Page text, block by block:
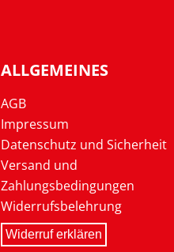
ALLGEMEINES
AGB
Impressum
Datenschutz und Sicherheit
Versand und
Zahlungsbedingungen
Widerrufsbelehrung
Widerruf erklären